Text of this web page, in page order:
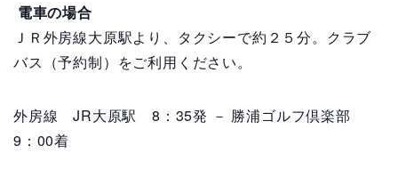
電車の場合
ＪＲ外房線大原駅より、タクシーで約２５分。クラブ
バス（予約制）をご利用ください。
外房線 JR大原駅 8：35発 － 勝浦ゴルフ倶楽部
9：00着